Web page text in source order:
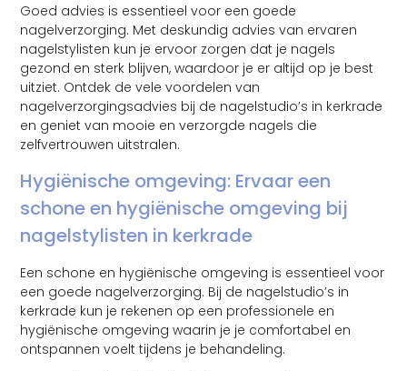
Goed advies is essentieel voor een goede
nagelverzorging. Met deskundig advies van ervaren
nagelstylisten kun je ervoor zorgen dat je nagels
gezond en sterk blijven, waardoor je er altijd op je best
uitziet. Ontdek de vele voordelen van
nagelverzorgingsadvies bij de nagelstudio’s in kerkrade
en geniet van mooie en verzorgde nagels die
zelfvertrouwen uitstralen.
Hygiënische omgeving: Ervaar een
schone en hygiënische omgeving bij
nagelstylisten in kerkrade
Een schone en hygiënische omgeving is essentieel voor
een goede nagelverzorging. Bij de nagelstudio’s in
kerkrade kun je rekenen op een professionele en
hygiënische omgeving waarin je je comfortabel en
ontspannen voelt tijdens je behandeling.